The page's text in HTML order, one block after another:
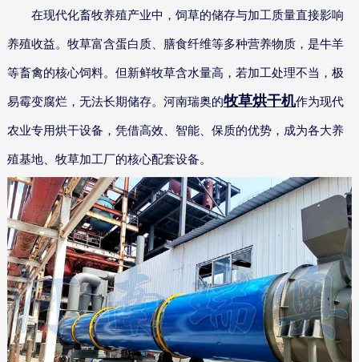
在现代化畜牧养殖产业中，饲草的储存与加工质量直接影响
养殖收益。牧草富含蛋白质、膳食纤维等多种营养物质，是牛羊
等畜禽的核心饲料。但新鲜牧草含水量高，若加工处理不当，极
易霉变腐烂，无法长期储存。河南瑞奥的牧草烘干机作为现代
农业专用烘干设备，凭借高效、智能、保质的优势，成为各大养
殖基地、牧草加工厂的核心配套设备。